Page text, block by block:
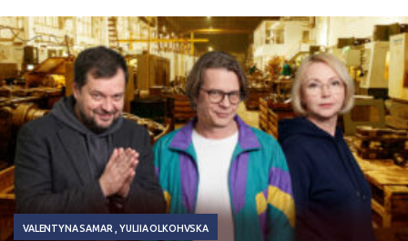
VALENTYNA SAMAR YULIIA OLKOHVSKA